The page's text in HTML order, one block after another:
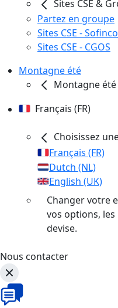
Sites CSE &
Partez en groupe
Sites CSE - Sofinco
Sites CSE - CGOS
Montagne été
Montagne été
Français (FR)
Choisissez
Français (FR)
Dutch (NL)
English (UK)
Changer votre
vos options,
devise.
Nous contacter